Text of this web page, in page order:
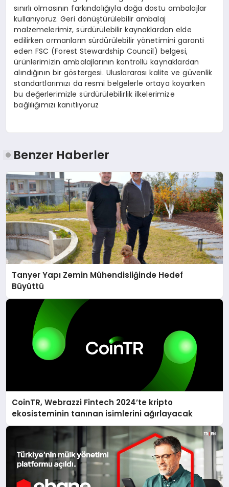
sınırlı olmasının farkındalığıyla doğa dostu ambalajlar
kullanıyoruz. Geri dönüştürülebilir ambalaj
malzemelerimiz, sürdürülebilir kaynaklardan elde
edilirken ormanların sürdürülebilir yönetimini garanti
eden FSC (Forest Stewardship Council) belgesi,
ürünlerimizin ambalajlarının kontrollü kaynaklardan
alındığının bir göstergesi. Uluslararası kalite ve güvenlik
standartlarımızı da resmi belgelerle ortaya koyarken
bu değerlerimizle sürdürülebilirlik ilkelerimize
bağlılığımızı kanıtlıyoruz
Benzer Haberler
Tanyer Yapı Zemin Mühendisliğinde Hedef
Büyüttü
CoinTR, Webrazzi Fintech 2024’te kripto
ekosisteminin tanınan isimlerini ağırlayacak